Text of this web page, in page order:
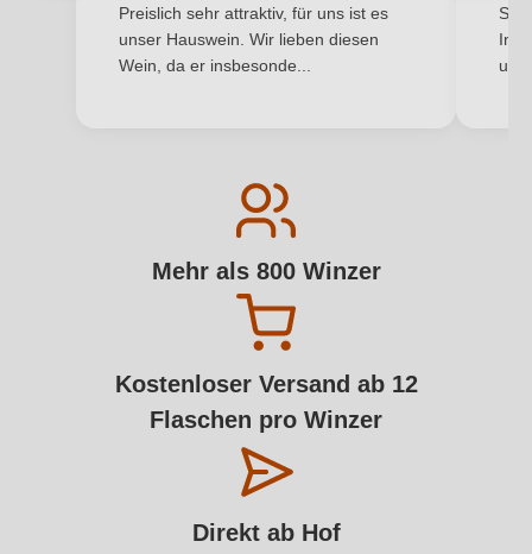
Preislich sehr attraktiv, für uns ist es
unser Hauswein. Wir lieben diesen
Wein, da er insbesonde...
und
Mehr als 800 Winzer
Kostenloser Versand ab 12
Flaschen pro Winzer
Direkt ab Hof